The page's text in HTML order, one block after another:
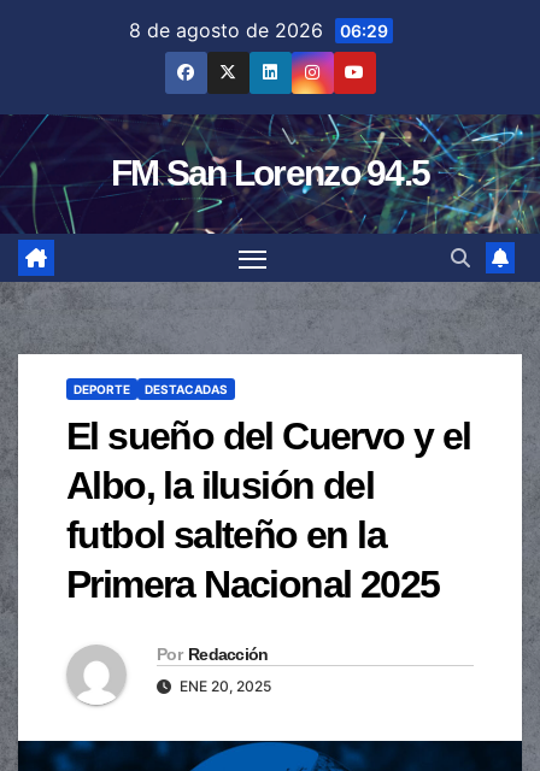
8 de agosto de 2026 06:29
FM San Lorenzo 94.5
DEPORTE DESTACADAS
El sueño del Cuervo y el
Albo, la ilusión del
futbol salteño en la
Primera Nacional 2025
Por Redacción
ENE 20, 2025